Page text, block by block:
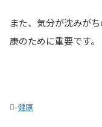
また、気分が沈みが
康のために重要です。
-健康